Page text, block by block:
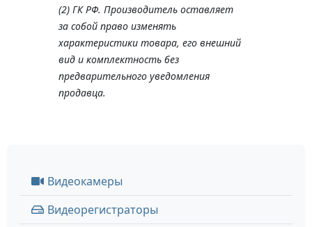
(2) ГК РФ. Производитель оставляет
за собой право изменять
характеристики товара, его внешний
вид и комплектность без
предварительного уведомления
продавца.
Видеокамеры
Видеорегистраторы